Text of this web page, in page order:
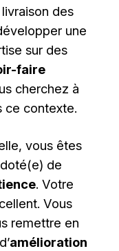
des
une
sur des
faire
cherchez à
ce contexte.
vous êtes
de
. Votre
Vous
remettre en
amélioration